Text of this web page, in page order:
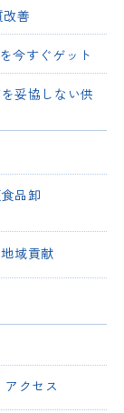
善
今すぐゲット
妥協しない供
品卸
域貢献
アクセス